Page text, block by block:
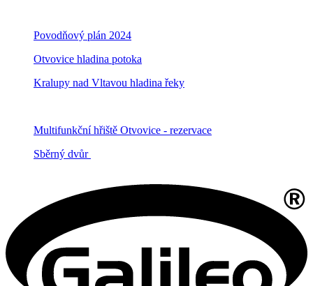
Povodňový plán 2024
Otvovice hladina potoka
Kralupy nad Vltavou hladina řeky
Multifunkční hřiště Otvovice - rezervace
Sběrný dvůr